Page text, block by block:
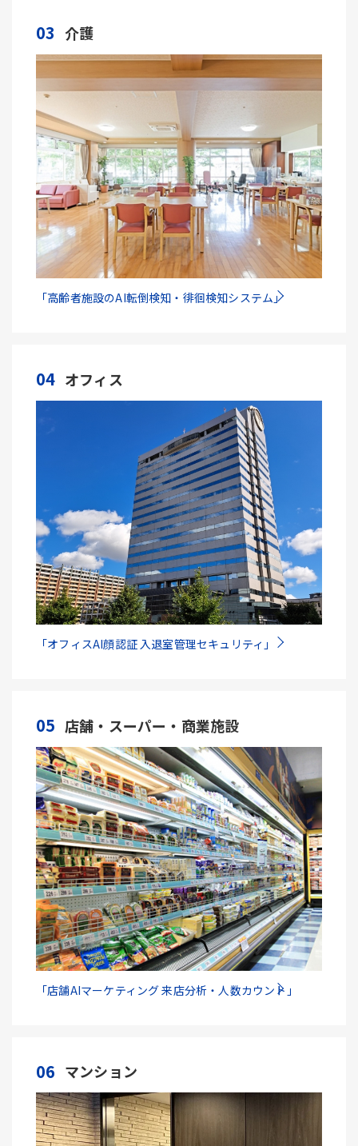
03 介護
「高齢者施設のAI転倒検知・徘徊検知システム」
04 オフィス
「オフィスAI顔認証 入退室管理セキュリティ」
05 店舗・スーパー・商業施設
「店舗AIマーケティング 来店分析・人数カウント」
06 マンション